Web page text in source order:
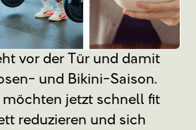
vor der Tür und damit
und Bikini-Saison.
möchten jetzt schnell fit
reduzieren und sich